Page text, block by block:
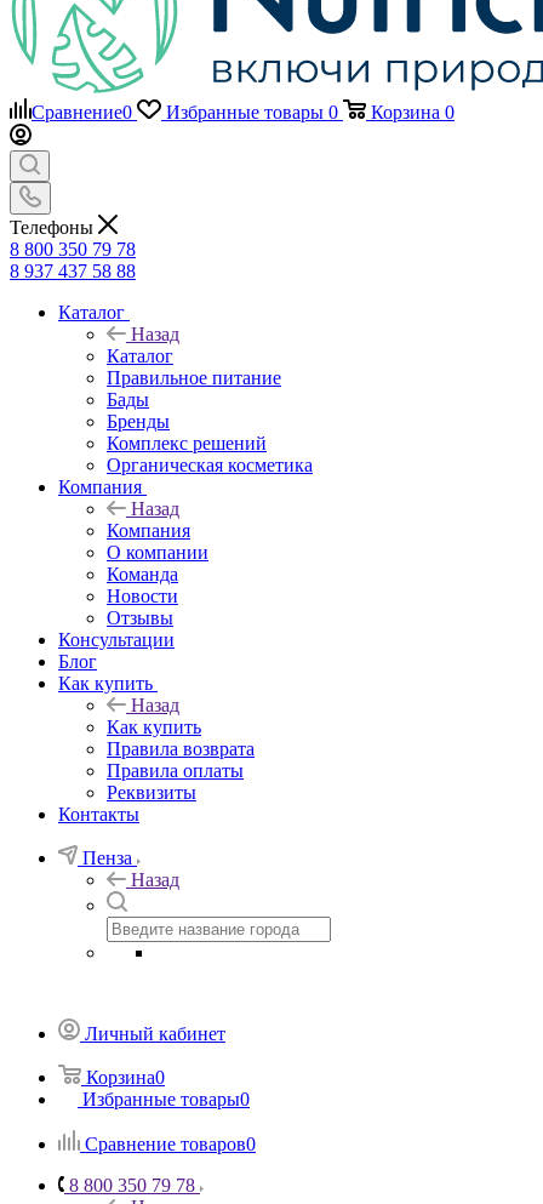
Сравнение0 Избранные товары 0 Корзина 0
Телефоны
8 800 350 79 78
8 937 437 58 88
Каталог
Назад
Каталог
Правильное питание
Бады
Бренды
Комплекс решений
Органическая косметика
Компания
Назад
Компания
О компании
Команда
Новости
Отзывы
Консультации
Блог
Как купить
Назад
Как купить
Правила возврата
Правила оплаты
Реквизиты
Контакты
Пенза
Назад
Личный кабинет
Корзина0
Избранные товары0
Сравнение товаров0
8 800 350 79 78